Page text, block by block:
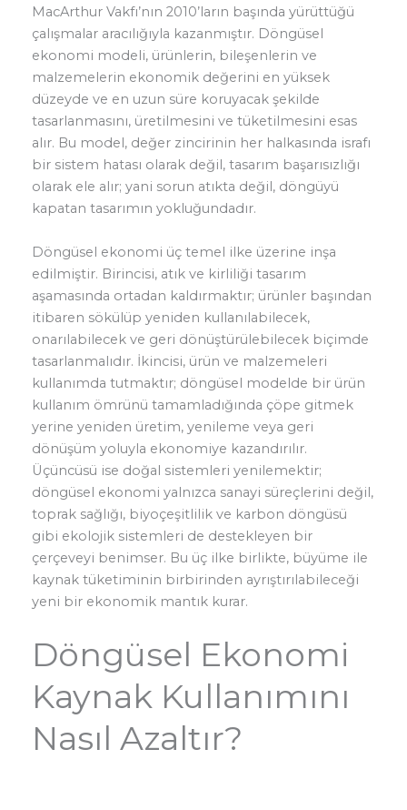
MacArthur Vakfı’nın 2010’ların başında yürüttüğü
çalışmalar aracılığıyla kazanmıştır. Döngüsel
ekonomi modeli, ürünlerin, bileşenlerin ve
malzemelerin ekonomik değerini en yüksek
düzeyde ve en uzun süre koruyacak şekilde
tasarlanmasını, üretilmesini ve tüketilmesini esas
alır. Bu model, değer zincirinin her halkasında israfı
bir sistem hatası olarak değil, tasarım başarısızlığı
olarak ele alır; yani sorun atıkta değil, döngüyü
kapatan tasarımın yokluğundadır.
Döngüsel ekonomi üç temel ilke üzerine inşa
edilmiştir. Birincisi, atık ve kirliliği tasarım
aşamasında ortadan kaldırmaktır; ürünler başından
itibaren sökülüp yeniden kullanılabilecek,
onarılabilecek ve geri dönüştürülebilecek biçimde
tasarlanmalıdır. İkincisi, ürün ve malzemeleri
kullanımda tutmaktır; döngüsel modelde bir ürün
kullanım ömrünü tamamladığında çöpe gitmek
yerine yeniden üretim, yenileme veya geri
dönüşüm yoluyla ekonomiye kazandırılır.
Üçüncüsü ise doğal sistemleri yenilemektir;
döngüsel ekonomi yalnızca sanayi süreçlerini değil,
toprak sağlığı, biyoçeşitlilik ve karbon döngüsü
gibi ekolojik sistemleri de destekleyen bir
çerçeveyi benimser. Bu üç ilke birlikte, büyüme ile
kaynak tüketiminin birbirinden ayrıştırılabileceği
yeni bir ekonomik mantık kurar.
Döngüsel Ekonomi
Kaynak Kullanımını
Nasıl Azaltır?